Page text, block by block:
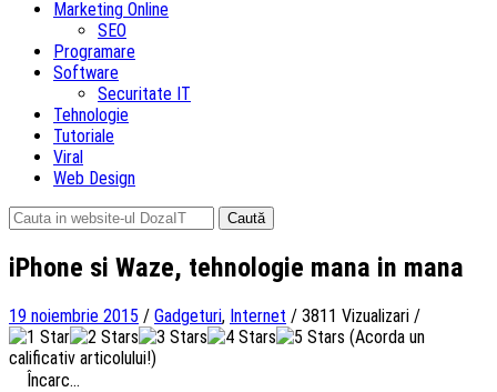
Marketing Online
SEO
Programare
Software
Securitate IT
Tehnologie
Tutoriale
Viral
Web Design
Caută
după:
iPhone si Waze, tehnologie mana in mana
19 noiembrie 2015 / Gadgeturi, Internet / 3811 Vizualizari /
(Acorda un
calificativ articolului!)
Încarc...